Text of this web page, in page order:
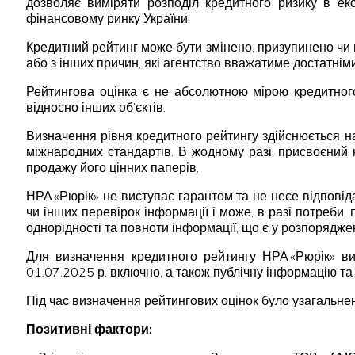
фінансовому ринку України.
Кредитний рейтинг може бути змінено, призупинено чи
або з інших причин, які агентство вважатиме
Рейтингова оцінка є не абсолютною мірою
відносно інших об’єктів.
Визначення рівня кредитного рейтингу здійснюється
міжнародних стандартів. В жодному разі,
продажу його цінних паперів.
НРА «Рюрік» не виступає гарантом та не несе
чи інших перевірок інформації і може, в разі
однорідності та повноти інформації, що є у
Для визначення кредитного рейтингу НРА
01.07.2025 р. включно, а також публічну інформацію та
Під час визначення рейтингових оцінок було
Позитивні фактори: